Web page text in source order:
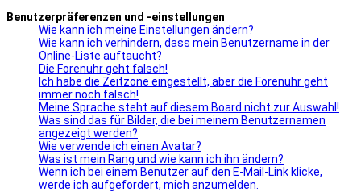
Benutzerpräferenzen und -einstellungen
Wie kann ich meine Einstellungen ändern?
Wie kann ich verhindern, dass mein Benutzername in der
Online-Liste auftaucht?
Die Forenuhr geht falsch!
Ich habe die Zeitzone eingestellt, aber die Forenuhr geht
immer noch falsch!
Meine Sprache steht auf diesem Board nicht zur Auswahl!
Was sind das für Bilder, die bei meinem Benutzernamen
angezeigt werden?
Wie verwende ich einen Avatar?
Was ist mein Rang und wie kann ich ihn ändern?
Wenn ich bei einem Benutzer auf den E-Mail-Link klicke,
werde ich aufgefordert, mich anzumelden.